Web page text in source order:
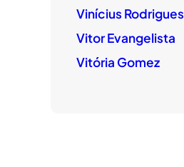
Vinícius Rodrigues
Vitor Evangelista
Vitória Gomez